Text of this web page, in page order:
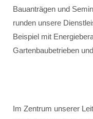
Bauanträgen und
runden unsere
Beispiel mit
Gartenbaubetrieben
Im Zentrum unserer